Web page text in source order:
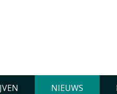
NIEUWS
dealer